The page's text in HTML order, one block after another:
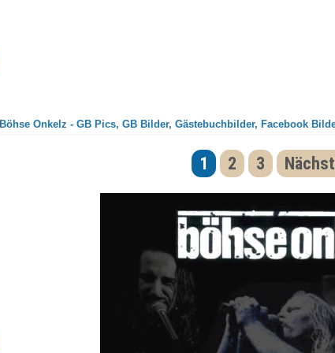
Böhse Onkelz - GB Pics, GB Bilder, Gästebuchbilder, Facebook
1 2 3